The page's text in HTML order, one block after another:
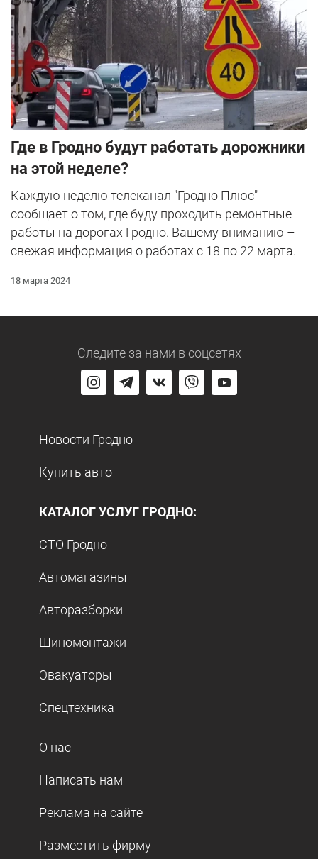
Где в Гродно будут работать дорожники
на этой неделе?
Каждую неделю телеканал "Гродно Плюс"
сообщает о том, где буду проходить ремонтные
работы на дорогах Гродно. Вашему вниманию –
свежая информация о работах с 18 по 22 марта.
18 марта 2024
Следите за нами в соцсетях
Новости Гродно
Купить авто
КАТАЛОГ УСЛУГ ГРОДНО:
СТО Гродно
Автомагазины
Авторазборки
Шиномонтажи
Эвакуаторы
Спецтехника
О нас
Написать нам
Реклама на сайте
Разместить фирму